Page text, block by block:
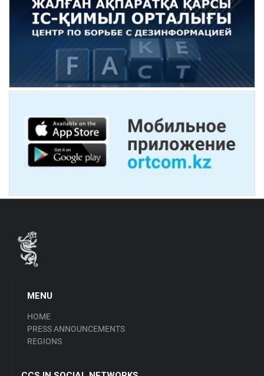
MENU
HOME
PRESS ANNOUNCEMENTS
REGIONS